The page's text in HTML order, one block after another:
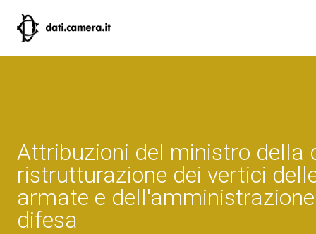
Attribuzioni del ministro della
ristrutturazione dei vertici
armate e
difesa